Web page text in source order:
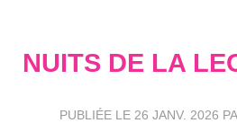
NUITS DE LA
PUBLIÉE LE 26 JANV. 2026